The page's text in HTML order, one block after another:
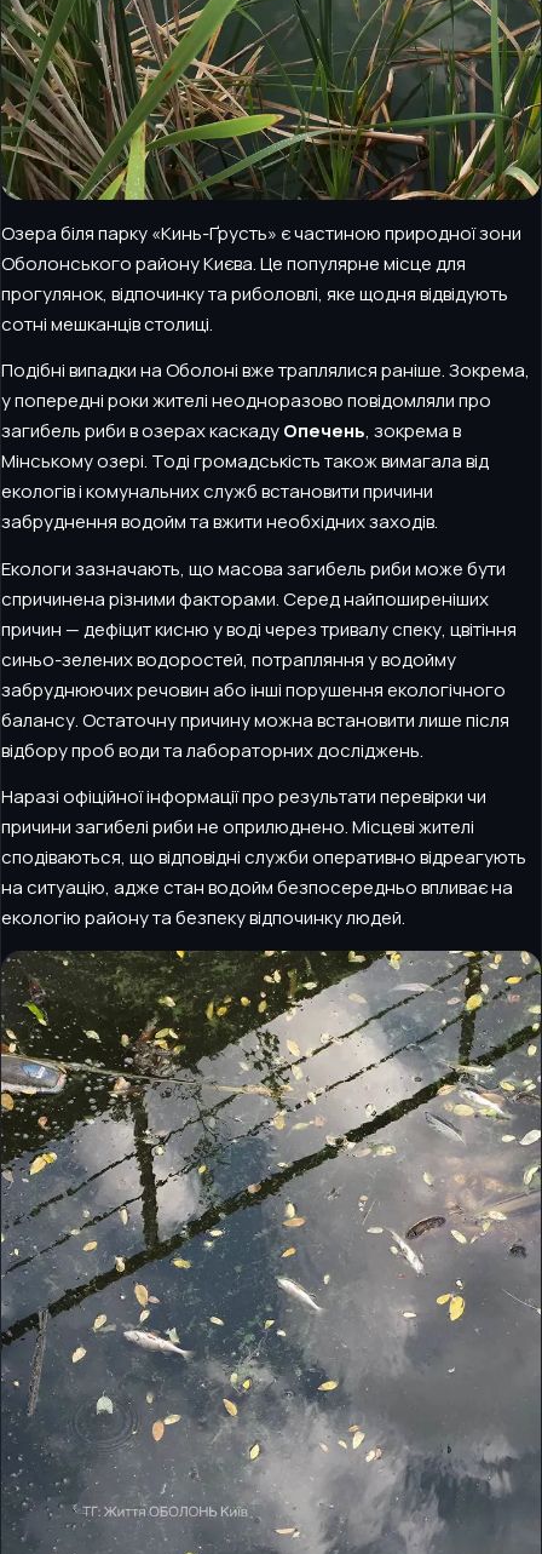
Озера біля парку «Кинь-Ґрусть» є частиною природної зони
Оболонського району Києва. Це популярне місце для
прогулянок, відпочинку та риболовлі, яке щодня відвідують
сотні мешканців столиці.
Подібні випадки на Оболоні вже траплялися раніше. Зокрема,
у попередні роки жителі неодноразово повідомляли про
загибель риби в озерах каскадуОпечень, зокрема в
Мінському озері. Тоді громадськість також вимагала від
екологів і комунальних служб встановити причини
забруднення водойм та вжити необхідних заходів.
Екологи зазначають, що масова загибель риби може бути
спричинена різними факторами. Серед найпоширеніших
причин — дефіцит кисню у воді через тривалу спеку, цвітіння
синьо-зелених водоростей, потрапляння у водойму
забруднюючих речовин або інші порушення екологічного
балансу. Остаточну причину можна встановити лише після
відбору проб води та лабораторних досліджень.
Наразі офіційної інформації про результати перевірки чи
причини загибелі риби не оприлюднено. Місцеві жителі
сподіваються, що відповідні служби оперативно відреагують
на ситуацію, адже стан водойм безпосередньо впливає на
екологію району та безпеку відпочинку людей.